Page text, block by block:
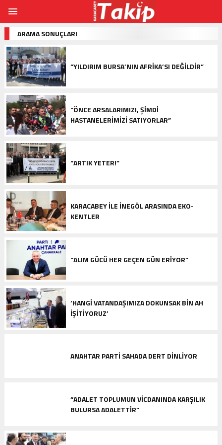
ARAMA SONUÇLARI
“YILDIRIM BURSA’NIN AFRİKA’SI DEĞİLDİR”
“ÖNCE ARSALARIMIZI, ŞİMDİ
HASTANELERİMİZİ SATIYORLAR”
“ARTIK YETER!”
KARACABEY İLE İNEGÖL ARASINDA EKO-
KENTLER
“ALIM GÜCÜ HER GEÇEN GÜN ERİYOR”
‘HANGİ VATANDAŞIMIZA DOKUNSAK BİN AH
İŞİTİYORUZ’
ANAHTAR PARTİ SAHADA DERT DİNLİYOR
“ADALET TOPLUMUN VİCDANINDA KARŞILIK
BULURSA ADALETTİR”